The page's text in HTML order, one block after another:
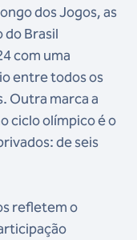
dos Jogos, as
do Brasil
com uma
entre todos os
Outra marca a
ciclo olímpico é o
de seis
refletem o